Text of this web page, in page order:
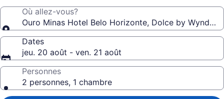
Où allez-vous?
Ouro Minas Hotel Belo Horizonte, Dolce by
Dates
jeu. 20 août - ven. 21 août
Personnes
2 personnes, 1 chambre